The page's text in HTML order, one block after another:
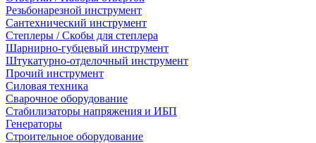
Резьбонарезной инструмент
Сантехнический инструмент
Степлеры / Скобы для степлера
Шарнирно-губцевый инструмент
Штукатурно-отделочный инструмент
Прочий инструмент
Силовая техника
Сварочное оборудование
Стабилизаторы напряжения и ИБП
Генераторы
Строительное оборудование